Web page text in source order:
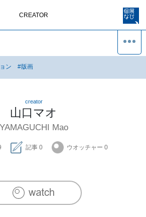
CREATOR
ン #版画
creator
山口マオ
YAMAGUCHI Mao
記事 0 ウオッチャー 0